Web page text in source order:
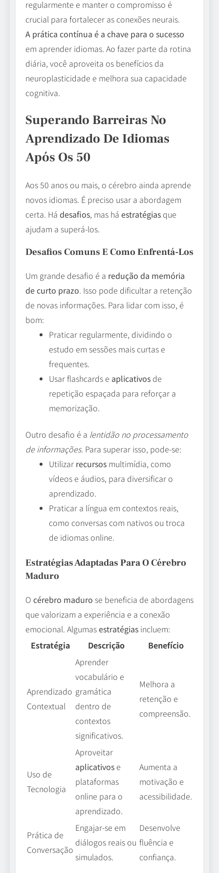
regularmente e manter o compromisso é
crucial para fortalecer as conexões neurais.
A prática contínua é a chave para o sucesso
em aprender idiomas. Ao fazer parte da rotina
diária, você aproveita os benefícios da
neuroplasticidade e melhora sua capacidade
cognitiva.
Superando Barreiras No
Aprendizado De Idiomas
Após Os 50
Aos 50 anos ou mais, o cérebro ainda aprende
novos idiomas. É preciso usar a abordagem
certa. Há desafios, mas há estratégias que
ajudam a superá-los.
Desafios Comuns E Como Enfrentá-Los
Um grande desafio é a redução da memória
de curto prazo. Isso pode dificultar a retenção
de novas informações. Para lidar com isso, é
bom:
Praticar regularmente, dividindo o
estudo em sessões mais curtas e
frequentes.
Usar flashcards e aplicativos de
repetição espaçada para reforçar a
memorização.
Outro desafio é a lentidão no processamento
de informações. Para superar isso, pode-se:
Utilizar recursos multimídia, como
vídeos e áudios, para diversificar o
aprendizado.
Praticar a língua em contextos reais,
como conversas com nativos ou troca
de idiomas online.
Estratégias Adaptadas Para O Cérebro
Maduro
O cérebro maduro se beneficia de abordagens
que valorizam a experiência e a conexão
emocional. Algumasestratégias incluem:
Estratégia
Descrição Benefício
Aprendizado
Contextual
Aprender
vocabulário e
gramática
dentro de
contextos
significativos.
Melhora a
retenção e
compreensão.
Uso de
Tecnologia
Aproveitar
aplicativos e
plataformas
online para o
aprendizado.
Aumenta a
motivação e
acessibilidade.
Prática de
Conversação
Engajar-se em
diálogos reais ou
simulados.
Desenvolve
fluência e
confiança.